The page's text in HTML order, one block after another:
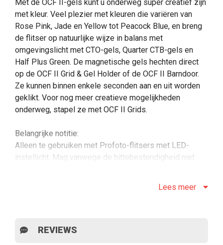
Met de OCF II-gels kunt u onderweg super creatief zijn
met kleur. Veel plezier met kleuren die variëren van
Rose Pink, Jade en Yellow tot Peacock Blue, en breng
de flitser op natuurlijke wijze in balans met
omgevingslicht met CTO-gels, Quarter CTB-gels en
Half Plus Green. De magnetische gels hechten direct
op de OCF II Grid & Gel Holder of de OCF II Barndoor.
Ze kunnen binnen enkele seconden aan en uit worden
geklikt. Voor nog meer creatieve mogelijkheden
onderweg, stapel ze met OCF II Grids.
Belangrijke notitie:
Alleen te gebruiken met Profoto-flitsers met LED-
instellicht. Mag vanwege de hittebestendigheid niet
Hecht met magneten op
Lees meer
REVIEWS